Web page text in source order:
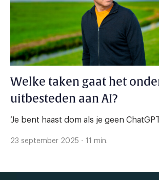
Welke taken gaat het
uitbesteden aan AI?
‘Je bent haast dom als je geen
23 september 2025 - 11 min.